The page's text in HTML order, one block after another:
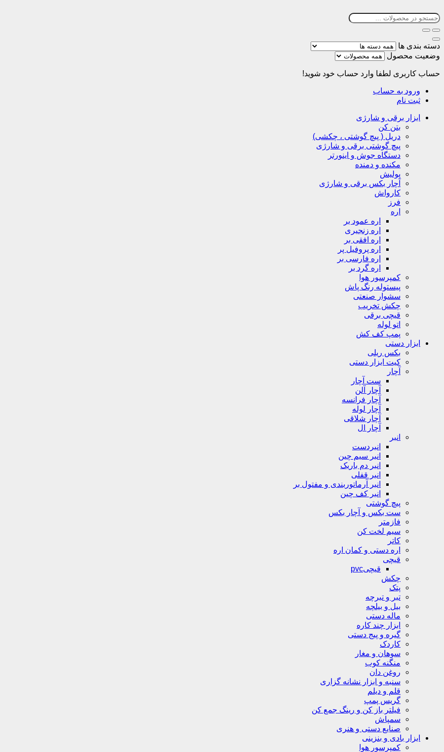
دسته بندی ها
وضعیت محصول
حساب کاربری لطفا وارد حساب خود شوید!
ورود به حساب
ثبت نام
ابزار برقی و شارژی
بتن کن
دریل ( پیچ گوشتی ، چکشی)
پیچ گوشتی برقی و شارژی
دستگاه جوش و اینورتر
مکنده و دمنده
پولیش
آچار بکس برقی و شارژی
کارواش
فرز
اره
اره عمود بر
اره زنجیری
اره افقی بر
اره پروفیل پر
اره فارسی بر
اره گرد بر
کمپرسور هوا
پیستوله رنگ پاش
سشوار صنعتی
چکش تخریب
قیچی برقی
اتو لوله
پمپ کف کش
ابزار دستی
بکس ریلی
کیت ابزار دستی
آچار
ست آچار
آچار آلن
آچار فرانسه
آچار لوله
آچار شلاقی
آچار ال
انبر
انبردست
انبر سیم چین
انبر دم باریک
انبر قفلی
انبر آرماتوربندی و مفتول بر
انبر کف چین
پیچ گوشتی
ست بکس و آچار بکس
فازمتر
سیم لخت کن
کاتر
اره دستی و کمان اره
قیچی
قیچیpvc
چکش
پتک
تبر و تبرچه
بیل و بیلچه
ماله دستی
ابزار چند کاره
گیره و پیج دستی
کاردک
سوهان و مغار
منگنه کوب
روغن دان
سنبه و ابزار نشانه گزاری
قلم و دیلم
گریس پمپ
فیلتر باز کن و رینگ جمع کن
سمپاش
صنایع دستی و هنری
ابزار بادی و بنزینی
کمپرسور هوا